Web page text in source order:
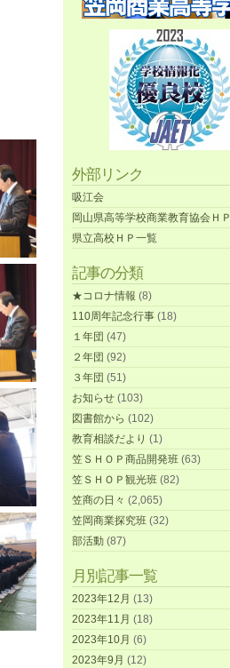
外部リンク
吸江会
岡山県高等学校商業教育協会ＨＰ
県立高校ＨＰ一覧
記事の分類
★コロナ情報 (8)
110周年記念行事 (18)
１年団 (47)
２年団 (92)
３年団 (51)
お知らせ (103)
図書館から (102)
教育相談だより (1)
笠ＳＨＯＰ商品開発班 (63)
笠ＳＨＯＰ観光班 (82)
笠商の日々 (2,065)
笠岡商業探究班 (32)
部活動 (87)
月別記事一覧
2023年12月 (13)
2023年11月 (18)
2023年10月 (6)
2023年9月 (12)